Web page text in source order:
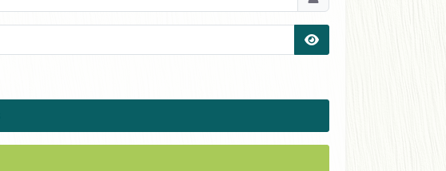
Afficher le mot de